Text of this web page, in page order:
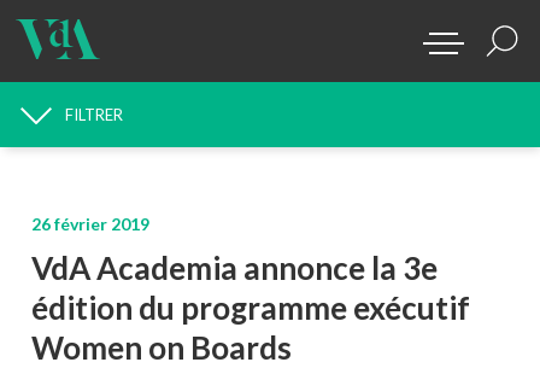
RECHERCHE D'ACTUALITÉS
FILTRER
26 février 2019
VdA Academia annonce la 3e
édition du programme exécutif
Women on Boards